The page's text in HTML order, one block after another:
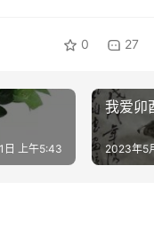
0 27
日 上午5:43
我爱卯
2023年5